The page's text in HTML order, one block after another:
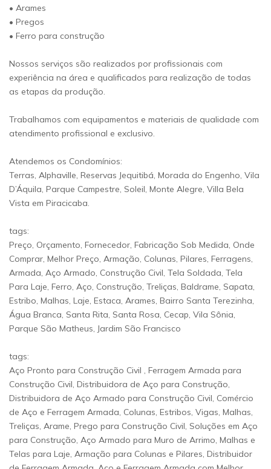
• Arames
• Pregos
• Ferro para construção
Nossos serviços são realizados por profissionais com
experiência na área e qualificados para realização de todas
as etapas da produção.
Trabalhamos com equipamentos e materiais de qualidade com
atendimento profissional e exclusivo.
Atendemos os Condomínios:
Terras, Alphaville, Reservas Jequitibá, Morada do Engenho, Vila
D’Áquila, Parque Campestre, Soleil, Monte Alegre, Villa Bela
Vista em Piracicaba.
tags:
Preço, Orçamento, Fornecedor, Fabricação Sob Medida, Onde
Comprar, Melhor Preço, Armação, Colunas, Pilares, Ferragens,
Armada, Aço Armado, Construção Civil, Tela Soldada, Tela
Para Laje, Ferro, Aço, Construção, Treliças, Baldrame, Sapata,
Estribo, Malhas, Laje, Estaca, Arames, Bairro Santa Terezinha,
Água Branca, Santa Rita, Santa Rosa, Cecap, Vila Sônia,
Parque São Matheus, Jardim São Francisco
tags:
Aço Pronto para Construção Civil , Ferragem Armada para
Construção Civil, Distribuidora de Aço para Construção,
Distribuidora de Aço Armado para Construção Civil, Comércio
de Aço e Ferragem Armada, Colunas, Estribos, Vigas, Malhas,
Treliças, Arame, Prego para Construção Civil, Soluções em Aço
para Construção, Aço Armado para Muro de Arrimo, Malhas e
Telas para Laje, Armação para Colunas e Pilares, Distribuidor